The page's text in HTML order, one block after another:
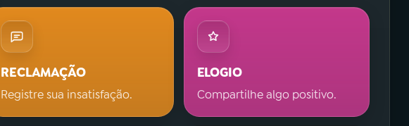
RECLAMAÇÃO
Registre sua insatisfação.
ELOGIO
Compartilhe algo positivo.